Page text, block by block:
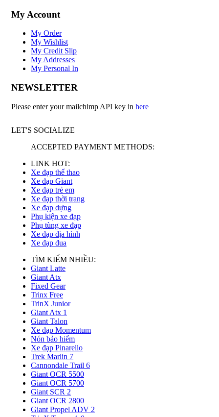
My Account
My Order
My Wishlist
My Credit Slip
My Addresses
My Personal In
NEWSLETTER
Please enter your mailchimp API key in here
LET'S SOCIALIZE
ACCEPTED PAYMENT METHODS:
LINK HOT:
Xe đạp thể thao
Xe đạp Giant
Xe đạp trẻ em
Xe đạp thời trang
Xe đạp dựng
Phụ kiện xe đạp
Phụ tùng xe đạp
Xe đạp địa hình
Xe đạp đua
TÌM KIẾM NHIỀU:
Giant Latte
Giant Atx
Fixed Gear
Trinx Free
TrinX Junior
Giant Atx 1
Giant Talon
Xe đạp Momentum
Nón bảo hiểm
Xe đạp Pinarello
Trek Marlin 7
Cannondale Trail 6
Giant OCR 5500
Giant OCR 5700
Giant SCR 2
Giant OCR 2800
Giant Propel ADV 2